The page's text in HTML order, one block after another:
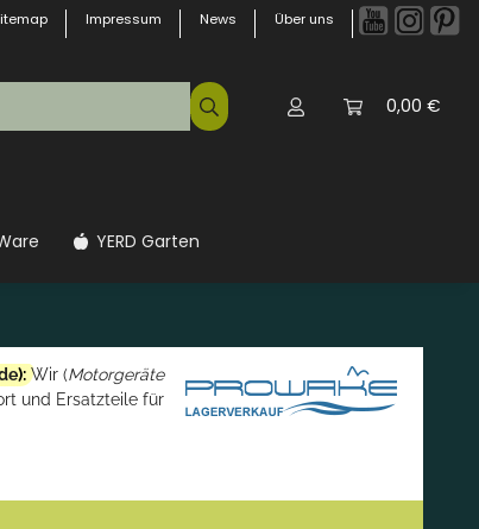
Impressum News Über uns
0,00 €
YERD Garten
): Wir (Motorgeräte
und Ersatzteile für